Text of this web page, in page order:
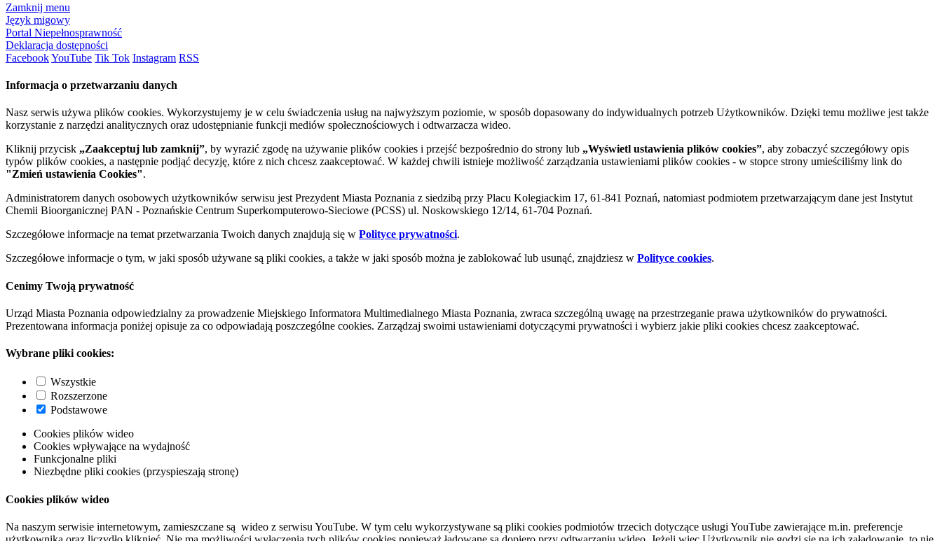
Zamknij menu
Język migowy
Portal Niepełnosprawność
Deklaracja dostępności
FacebookYouTube Tik Tok Instagram RSS
Informacja o przetwarzaniu danych
Nasz serwis używa plików cookies. Wykorzystujemy je w celu świadczenia usług na najwyższym poziomie, w sposób dopasowany do indywidualnych potrzeb Użytkowników. Dzięki temu możliwe jest także
korzystanie z narzędzi analitycznych oraz udostępnianie funkcji mediów społecznościowych i odtwarzacza wideo.
Kliknij przycisk „Zaakceptuj lub zamknij”, by wyrazić zgodę na używanie plików cookies i przejść bezpośrednio do strony lub „Wyświetl ustawienia plików cookies”, aby zobaczyć szczegółowy opis
typów plików cookies, a następnie podjąć decyzję, które z nich chcesz zaakceptować. W każdej chwili istnieje możliwość zarządzania ustawieniami plików cookies - w stopce strony umieściliśmy link do
"Zmień ustawienia Cookies".
Administratorem danych osobowych użytkowników serwisu jest Prezydent Miasta Poznania z siedzibą przy Placu Kolegiackim 17, 61-841 Poznań, natomiast podmiotem przetwarzającym dane jest Instytut
Chemii Bioorganicznej PAN - Poznańskie Centrum Superkomputerowo-Sieciowe (PCSS) ul. Noskowskiego 12/14, 61-704 Poznań.
Szczegółowe informacje na temat przetwarzania Twoich danych znajdują się w Polityce prywatności.
Szczegółowe informacje o tym, w jaki sposób używane są pliki cookies, a także w jaki sposób można je zablokować lub usunąć, znajdziesz w Polityce cookies.
Cenimy Twoją prywatność
Urząd Miasta Poznania odpowiedzialny za prowadzenie Miejskiego Informatora Multimedialnego Miasta Poznania, zwraca szczególną uwagę na przestrzeganie prawa użytkowników do prywatności.
Prezentowana informacja poniżej opisuje za co odpowiadają poszczególne cookies. Zarządzaj swoimi ustawieniami dotyczącymi prywatności i wybierz jakie pliki cookies chcesz zaakceptować.
Wybrane pliki cookies:
Wszystkie
Rozszerzone
Podstawowe
Cookies plików wideo
Cookies wpływające na wydajność
Funkcjonalne pliki
Niezbędne pliki cookies (przyspieszają stronę)
Cookies plików wideo
Na naszym serwisie internetowym, zamieszczane są wideo z serwisu YouTube. W tym celu wykorzystywane są pliki cookies podmiotów trzecich dotyczące usługi YouTube zawierające m.in. preferencje